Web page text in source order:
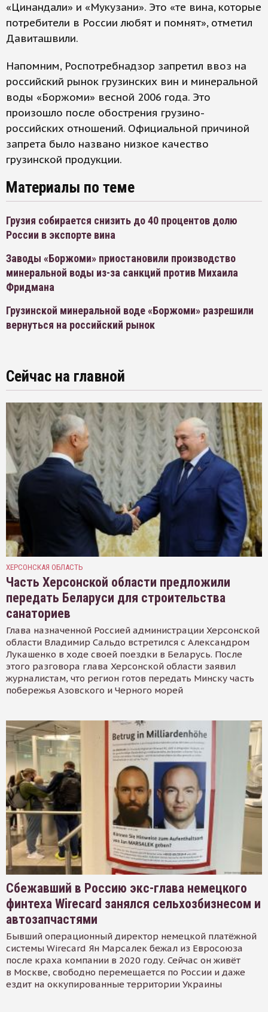
«Цинандали» и «Мукузани». Это «те вина, которые
потребители в России любят и помнят», отметил
Давиташвили.
Напомним, Роспотребнадзор запретил ввоз на
российский рынок грузинских вин и минеральной
воды «Боржоми» весной 2006 года. Это
произошло после обострения грузино-
российских отношений. Официальной причиной
запрета было названо низкое качество
грузинской продукции.
Материалы по теме
Грузия собирается снизить до 40 процентов долю
России в экспорте вина
Заводы «Боржоми» приостановили производство
минеральной воды из-за санкций против Михаила
Фридмана
Грузинской минеральной воде «Боржоми» разрешили
вернуться на российский рынок
Сейчас на главной
ХЕРСОНСКАЯ ОБЛАСТЬ
Часть Херсонской области предложили
передать Беларуси для строительства
санаториев
Глава назначенной Россией администрации Херсонской
области Владимир Сальдо встретился с Александром
Лукашенко в ходе своей поездки в Беларусь. После
этого разговора глава Херсонской области заявил
журналистам, что регион готов передать Минску часть
побережья Азовского и Черного морей
Сбежавший в Россию экс-глава немецкого
финтеха Wirecard занялся сельхозбизнесом и
автозапчастями
Бывший операционный директор немецкой платёжной
системы Wirecard Ян Марсалек бежал из Евросоюза
после краха компании в 2020 году. Сейчас он живёт
в Москве, свободно перемещается по России и даже
ездит на оккупированные территории Украины